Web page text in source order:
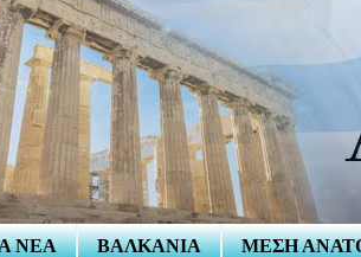
ΝΕΑ ΒΑΛΚΑΝΙΑ ΜΕΣΗ